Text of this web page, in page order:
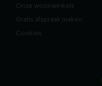
Onze woonwinkels
Gratis afspraak maken
Cookies